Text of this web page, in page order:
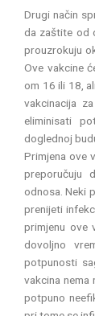
Drugi način
da zaštite od
prouzrokuju
Ove vakcine
om 16 ili 18,
vakcinacija
eliminisati
doglednoj
Primjena ove
preporučuju
odnosa. Neki
prenijeti
primjenu ove
dovoljno
potpunosti
vakcina nema
potpuno